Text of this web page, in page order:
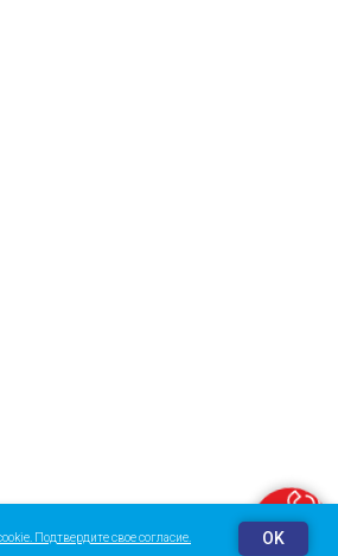
Подтвердите свое согласие. OK